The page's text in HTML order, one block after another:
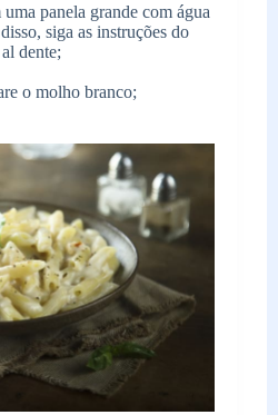
panela grande com água
siga as instruções do
dente;
o molho branco;